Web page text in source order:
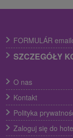
FORMULÁR
SZCZEGÓŁY
O nas
Kontakt
Polityka
Zaloguj się do